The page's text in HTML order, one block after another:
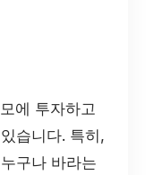
에 투자하고
습니다. 특히,
구나 바라는